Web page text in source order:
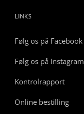
LINKS
Følg os på Facebook
Følg os på Instagram
Kontrolrapport
Online bestilling